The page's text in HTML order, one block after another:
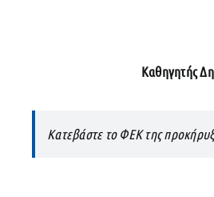
Καθηγητής
Κατεβάστε το ΦΕΚ της